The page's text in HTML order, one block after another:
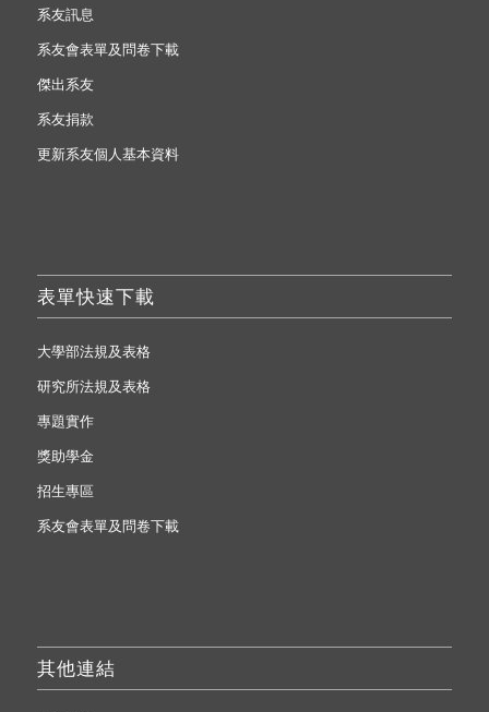
系友訊息
系友會表單及問卷下載
傑出系友
系友捐款
更新系友個人基本資料
表單快速下載
大學部法規及表格
研究所法規及表格
專題實作
獎助學金
招生專區
系友會表單及問卷下載
其他連結